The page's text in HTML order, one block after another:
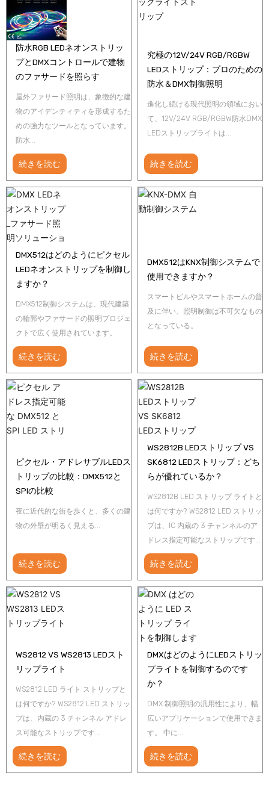
防水RGB LEDネオンストリッ
プとDMXコントロールで建物
のファサードを照らす
屋外ファサード照明は、象徴的な建
物のアイデンティティを形成するた
めの強力なツールとなっています。
防水...
続きを読む
究極の12V/24V RGB/RGBW
LEDストリップ：プロのための
防水＆DMX制御照明
進化し続ける現代照明の領域におい
て、12V/24V RGB/RGBW防水DMX
LEDストリップライトは...
続きを読む
DMX512はどのようにピクセル
LEDネオンストリップを制御し
ますか？
DMX512制御システムは、現代建築
の輪郭やファサードの照明プロジェ
クトで広く使用されています。
続きを読む
DMX512はKNX制御システムで
使用できますか？
スマートビルやスマートホームの普
及に伴い、照明制御は不可欠なもの
となっている。
続きを読む
ピクセル・アドレサブルLEDス
トリップの比較：DMX512と
SPIの比較
夜に近代的な街を歩くと、多くの建
物の外壁が明るく見える...
続きを読む
WS2812B LEDストリップ VS
SK6812 LEDストリップ：どち
らが優れているか？
WS2812B LED ストリップ ライトと
は何ですか? WS2812 LED ストリッ
プは、IC 内蔵の 3 チャンネルのア
ドレス指定可能なストリップです...
続きを読む
WS2812 VS WS2813 LEDスト
リップライト
WS2812 LED ライト ストリップと
は何ですか? WS2812 LED ストリッ
プは、内蔵の 3 チャンネル アドレ
ス可能なストリップです...
続きを読む
DMXはどのようにLEDストリッ
プライトを制御するのです
か？
DMX 制御照明の汎用性により、幅
広いアプリケーションで使用できま
す。 中に...
続きを読む